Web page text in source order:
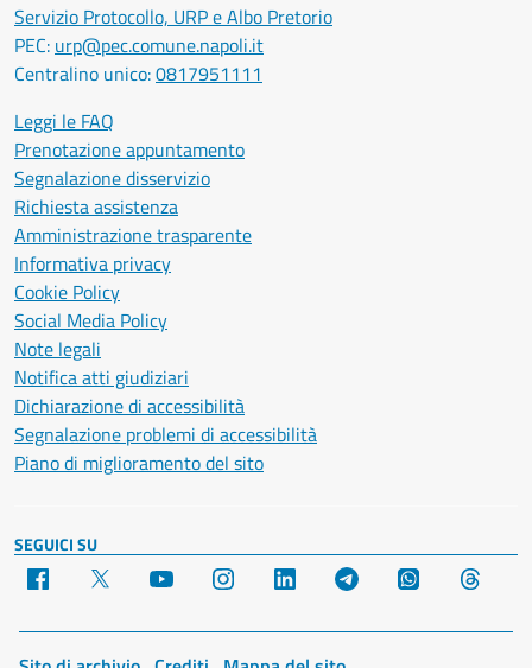
Servizio Protocollo, URP e Albo Pretorio
PEC: urp@pec.comune.napoli.it
Centralino unico:0817951111
Leggi le FAQ
Prenotazione appuntamento
Segnalazione disservizio
Richiesta assistenza
Amministrazione trasparente
Informativa privacy
Cookie Policy
Social Media Policy
Note legali
Notifica atti giudiziari
Dichiarazione di accessibilità
Segnalazione problemi di accessibilità
Piano di miglioramento del sito
SEGUICI SU
Facebook YouTube Instagram LinkedIn Telegram WhatsApp